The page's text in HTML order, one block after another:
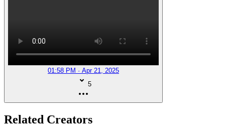
01:58 PM · Apr 21, 2025
5
Related Creators